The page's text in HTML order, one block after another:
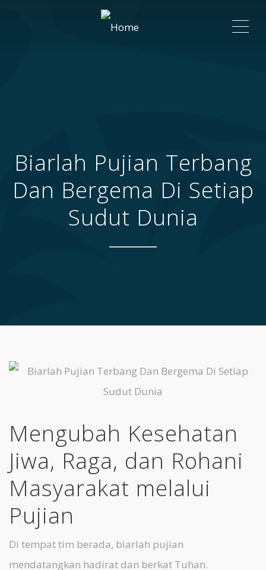
Biarlah Pujian Terbang
Dan Bergema Di Setiap
Sudut Dunia
Mengubah Kesehatan
Jiwa, Raga, dan Rohani
Masyarakat melalui
Pujian
Di tempat tim berada, biarlah pujian
mendatangkan hadirat dan berkat Tuhan.